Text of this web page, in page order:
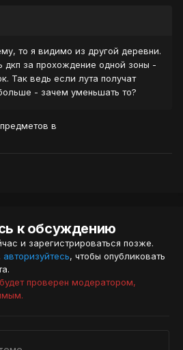
то я видимо из другой деревни.
дкп за прохождение одной зоны -
Так ведь если лута получат
- зачем уменьшать то?
в
к обсуждению
и зарегистрироваться позже.
авторизуйтесь, чтобы опубликовать
проверен модератором,